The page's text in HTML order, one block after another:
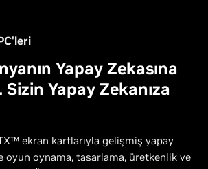
Yapay Zekasına
Sizin Yapay Zekanıza
ekran kartlarıyla gelişmiş yapay
oyun oynama, tasarlama, üretkenlik ve